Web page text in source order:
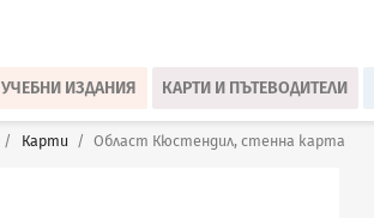
УЧЕБНИ ИЗДАНИЯ КАРТИ И ПЪТЕВОДИТЕЛИ
Карти Област Кюстендил, стенна карта